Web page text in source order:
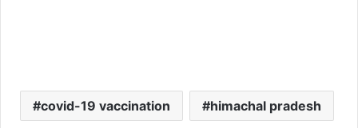
covid-19 vaccination himachal pradesh